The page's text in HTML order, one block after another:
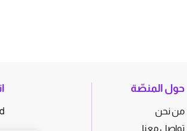
حول المنصّة
من نحن
تواصل معنا